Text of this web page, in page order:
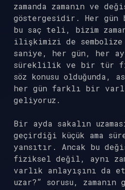
zamanda zamanın ve
göstergesidir. Her gün
bu saç teli, bizim
ilişkimizi de sembolize
saniye, her gün, her
süreklilik ve bir tür
söz konusu olduğunda,
her gün farklı bir
geliyoruz.
Bir ayda sakalın
geçirdiği küçük ama
yansıtır. Ancak bu
fiziksel değil, aynı
varlık anlayışını da
uzar?” sorusu,